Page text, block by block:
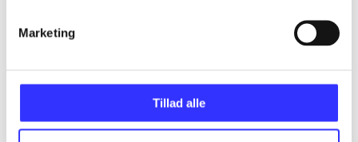
Marketing
Tillad alle
...
...